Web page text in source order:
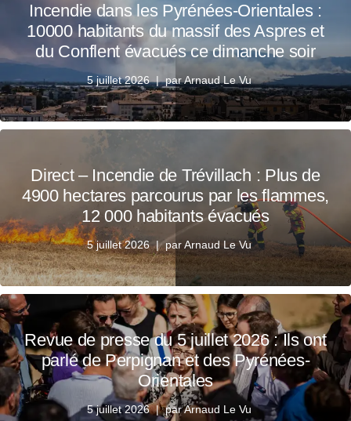
Incendie dans les Pyrénées-Orientales :
10000 habitants du massif des Aspres et
du Conflent évacués ce dimanche soir
5 juillet 2026 parArnaud Le Vu
Direct – Incendie de Trévillach : Plus de
4900 hectares parcourus par les flammes,
12 000 habitants évacués
5 juillet 2026 parArnaud Le Vu
Revue de presse du 5 juillet 2026 : Ils ont
parlé de Perpignan et des Pyrénées-
Orientales
5 juillet 2026 parArnaud Le Vu